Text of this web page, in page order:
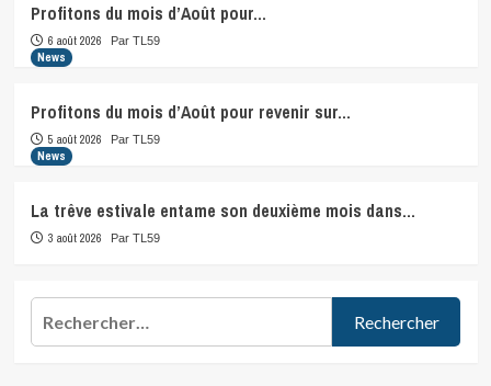
Profitons du mois d’Août pour…
6 août 2026 Par TL59
News
Profitons du mois d’Août pour revenir sur…
5 août 2026 Par TL59
News
La trêve estivale entame son deuxième mois dans…
3 août 2026 Par TL59